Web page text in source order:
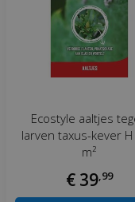
Ecostyle aaltjes
larven taxus-kever
m²
€ 39,99